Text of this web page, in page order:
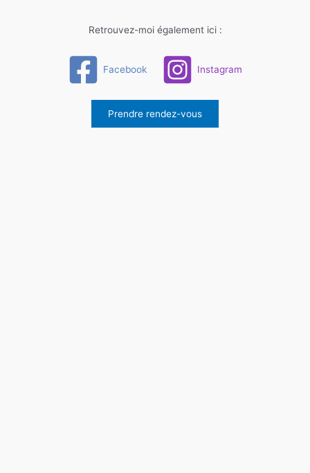
Retrouvez-moi également ici :
Facebook Instagram
Prendre rendez-vous